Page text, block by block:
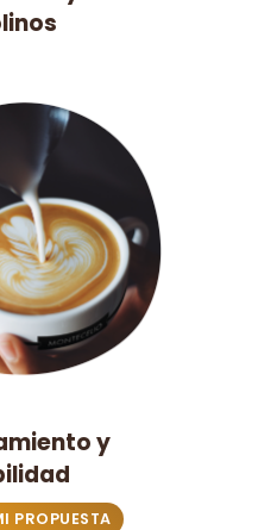
y
PROPUESTA